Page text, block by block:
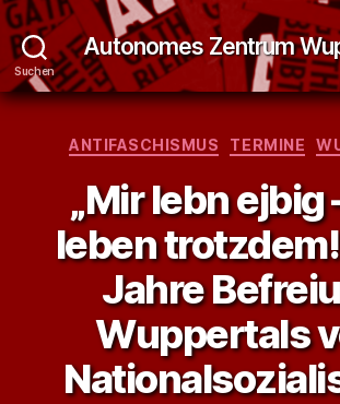
Suchen
Autonomes Zentrum
Kategorien
ANTIFASCHISMUS TERMINE
„Mir lebn ejbig
leben
Jahre
Wuppertals